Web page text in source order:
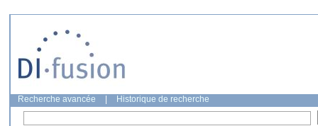
Recherche avancée Historique de recherche